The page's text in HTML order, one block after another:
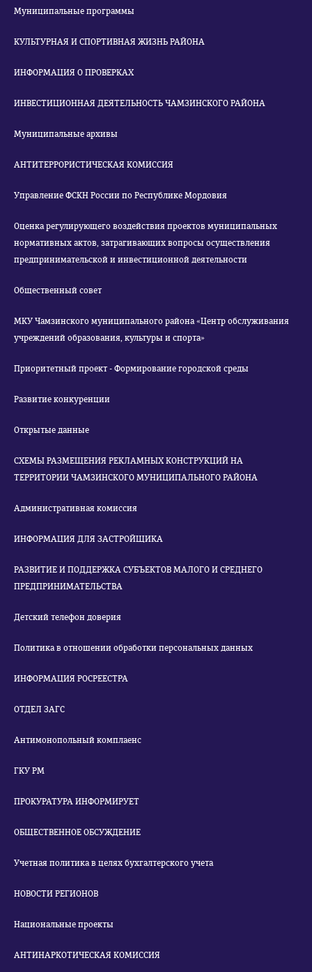
Муниципальные программы
КУЛЬТУРНАЯ И СПОРТИВНАЯ ЖИЗНЬ РАЙОНА
ИНФОРМАЦИЯ О ПРОВЕРКАХ
ИНВЕСТИЦИОННАЯ ДЕЯТЕЛЬНОСТЬ ЧАМЗИНСКОГО РАЙОНА
Муниципальные архивы
АНТИТЕРРОРИСТИЧЕСКАЯ КОМИССИЯ
Управление ФСКН России по Республике Мордовия
Оценка регулирующего воздействия проектов муниципальных
нормативных актов, затрагивающих вопросы осуществления
предпринимательской и инвестиционной деятельности
Общественный совет
МКУ Чамзинского муниципального района «Центр обслуживания
учреждений образования, культуры и спорта»
Приоритетный проект - Формирование городской среды
Развитие конкуренции
Открытые данные
СХЕМЫ РАЗМЕЩЕНИЯ РЕКЛАМНЫХ КОНСТРУКЦИЙ НА
ТЕРРИТОРИИ ЧАМЗИНСКОГО МУНИЦИПАЛЬНОГО РАЙОНА
Административная комиссия
ИНФОРМАЦИЯ ДЛЯ ЗАСТРОЙЩИКА
РАЗВИТИЕ И ПОДДЕРЖКА СУБЪЕКТОВ МАЛОГО И СРЕДНЕГО
ПРЕДПРИНИМАТЕЛЬСТВА
Детский телефон доверия
Политика в отношении обработки персональных данных
ИНФОРМАЦИЯ РОСРЕЕСТРА
ОТДЕЛ ЗАГС
Антимонопольный комплаенс
ГКУ РМ
ПРОКУРАТУРА ИНФОРМИРУЕТ
ОБЩЕСТВЕННОЕ ОБСУЖДЕНИЕ
Учетная политика в целях бухгалтерского учета
НОВОСТИ РЕГИОНОВ
Национальные проекты
АНТИНАРКОТИЧЕСКАЯ КОМИССИЯ